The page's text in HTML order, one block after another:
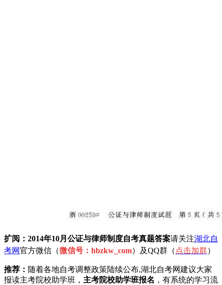
扩阅：2014年10月公证与律师制度自考真题答案请关注湖北自
考网官方微信（微信号：hbzkw_com）及QQ群（ 点击加群）
推荐： 随着各地自考调整政策陆续公布,湖北自考网建议大家
报读主考院校助学班， 主考院校助学班报名 ，有系统的学习流